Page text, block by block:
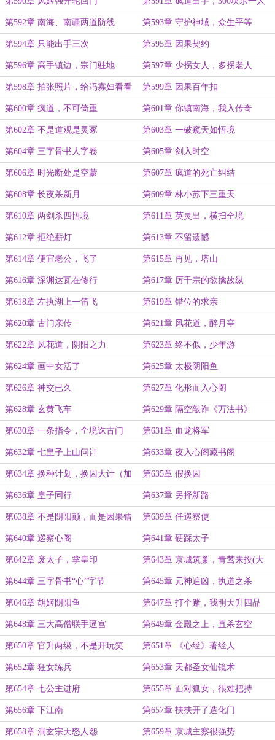
第592章 南海、南疆两道防线 第593章 守护神域，众生平等
第594章 只能出手三次 第595章 因果契约
第596章 高手镇边，宗门驻地 第597章 少拐女人，多拐老人
第598章 拍张照片，给冯寡妇看看 第599章 因果百年扣
第600章 疯道，不可倚重 第601章 你镇南海，我入传奇
第602章 不是道观是灵冢 第603章 一破窥天如悟境
第604章 三字骨书人字卷 第605章 剑入时空
第606章 时光断处是空蒙 第607章 疯道的死亡纠结
第608章 长夜杀新月 第609章 林小苏下三重天
第610章 两剑杀四悟境 第611章 英灵出，横扫全境
第612章 拒绝薪灯 第613章 不留遗憾
第614章 便宜老公，飞了 第615章 再见，塔山
第616章 深渊达瓦在修行 第617章 厉千宗的欲擒故纵
第618章 左执湖上一笛飞 第619章 错位的求亲
第620章 古门亲传 第621章 风花道，醉月亭
第622章 风花道，阴阳之力 第623章 终不似，少年游
第624章 画中女活了 第625章 太极阴阳鱼
第626章 神交已久 第627章 化形而入心阁
第628章 玄黄飞车 第629章 隔空敲诈《万法书》
第630章 一条指令，全境诛古门 第631章 血龙将军
第632章 七皇子上山问计 第633章 夜入心阁藏书阁
第634章 换种计划，换囚大计（加
更求月票）
第635章 假换囚
第636章 皇子同行 第637章 另择新路
第638章 不是阴阳颠，而是因果错 第639章 任巡察使
第640章 巡察心阁 第641章 硬踩太子
第642章 废太子，掌皇印 第643章 京城筑巢，青莺来投(大
章)
第644章 三字骨书“心”字节 第645章 元神追凶，执道之杀
第646章 胡姬阴阳鱼 第647章 打个赌，我明天升四品
第648章 三大高僧联手逼宫 第649章 金殿之上，直杀玄空
第650章 官升两级，不是开玩笑 第651章 《心经》著经人
第652章 狂女练兵 第653章 天都圣女仙镜术
第654章 七公主进府 第655章 面对狐女，很难把持
第656章 下江南 第657章 扶扶开了造化门
第658章 洞玄宗天怒人怨 第659章 京城主察很强势